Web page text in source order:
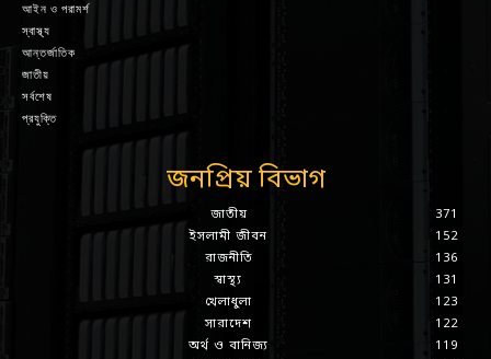
আইন ও পরামর্শ
স্বাস্থ্য
আন্তর্জাতিক
জাতীয়
সর্বশেষ
প্রযুক্তি
জনপ্রিয় বিভাগ
জাতীয়
371
ইসলামী জীবন
152
রাজনীতি
136
স্বাস্থ্য
131
খেলাধুলা
123
সারাদেশ
122
অর্থ ও বানিজ্য
119